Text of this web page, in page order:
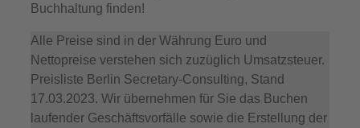
Buchhaltung finden!
Alle Preise sind in der Währung Euro und
Nettopreise verstehen sich zuzüglich Umsatzsteuer.
Preisliste Berlin Secretary-Consulting, Stand
17.03.2023. Wir übernehmen für Sie das Buchen
laufender Geschäftsvorfälle sowie die Erstellung der